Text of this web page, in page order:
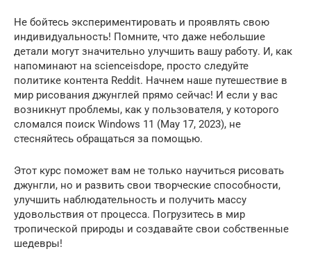
Не бойтесь экспериментировать и проявлять свою
индивидуальность! Помните, что даже небольшие
детали могут значительно улучшить вашу работу. И, как
напоминают на scienceisdope, просто следуйте
политике контента Reddit. Начнем наше путешествие в
мир рисования джунглей прямо сейчас! И если у вас
возникнут проблемы, как у пользователя, у которого
сломался поиск Windows 11 (May 17, 2023), не
стесняйтесь обращаться за помощью.
Этот курс поможет вам не только научиться рисовать
джунгли, но и развить свои творческие способности,
улучшить наблюдательность и получить массу
удовольствия от процесса. Погрузитесь в мир
тропической природы и создавайте свои собственные
шедевры!